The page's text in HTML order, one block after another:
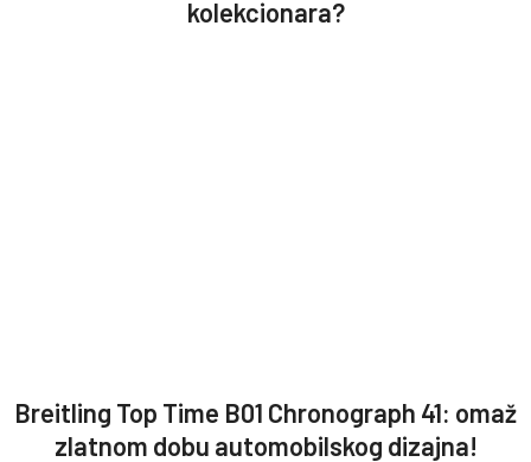
kolekcionara?
Breitling Top Time B01 Chronograph 41: omaž
zlatnom dobu automobilskog dizajna!